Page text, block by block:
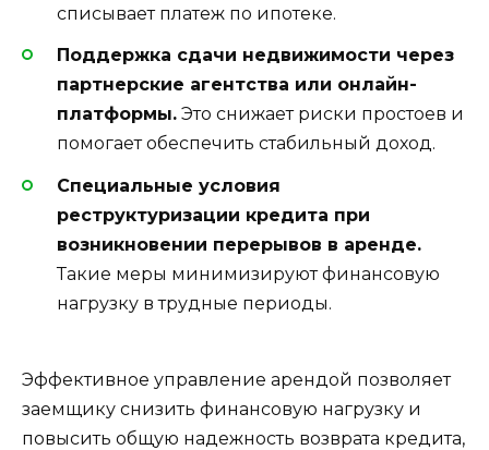
списывает платеж по ипотеке.
Поддержка сдачи недвижимости через
партнерские агентства или онлайн-
платформы. Это снижает риски простоев и
помогает обеспечить стабильный доход.
Специальные условия
реструктуризации кредита при
возникновении перерывов в аренде.
Такие меры минимизируют финансовую
нагрузку в трудные периоды.
Эффективное управление арендой позволяет
заемщику снизить финансовую нагрузку и
повысить общую надежность возврата кредита,